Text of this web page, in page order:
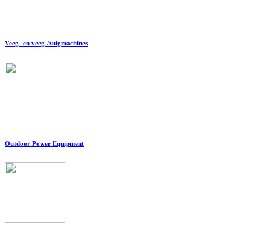
Veeg- en veeg-/zuigmachines
Outdoor Power Equipment